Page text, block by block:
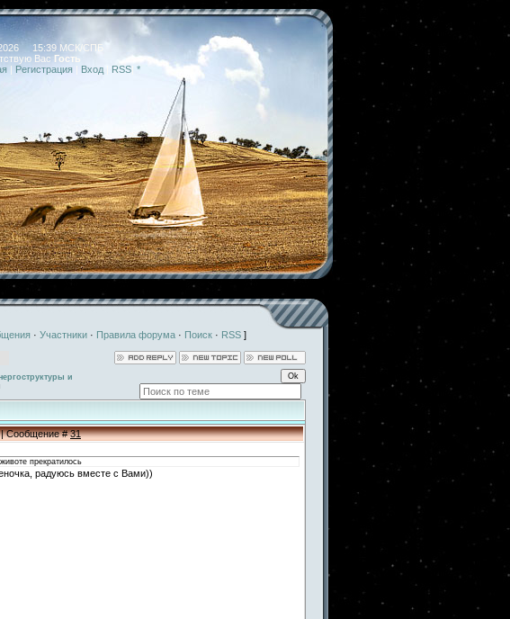
15:39 МСК/СПБ
Вас Гость
| Регистрация | Вход RSS *
· Участники · Правила форума · Поиск · RSS ]
и
| Сообщение #31
прекратилось
радуюсь вместе с Вами))